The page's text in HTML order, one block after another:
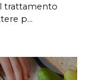
trattamento
p...